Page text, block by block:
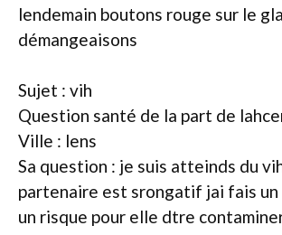
lendemain boutons rouge sur le
démangeaisons
Sujet : vih
Question santé de la part de
Ville : lens
Sa question : je suis atteinds du
partenaire est srongatif jai fais un
un risque pour elle dtre